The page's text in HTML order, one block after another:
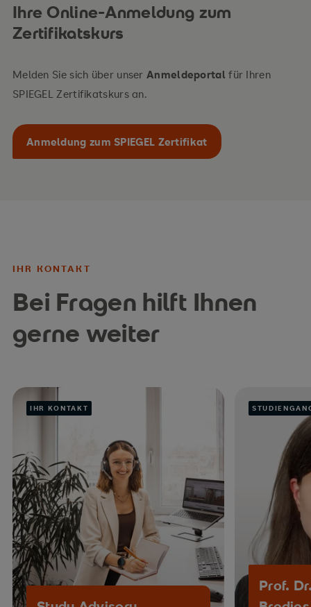
Ihre Online-Anmeldung zum
Zertifikatskurs
Melden Sie sich über unserAnmeldeportal für Ihren
SPIEGEL Zertifikatskurs an.
Anmeldung zum SPIEGEL Zertifikat
IHR KONTAKT
Bei Fragen hilft Ihnen
gerne weiter
IHR KONTAKT
Prof.